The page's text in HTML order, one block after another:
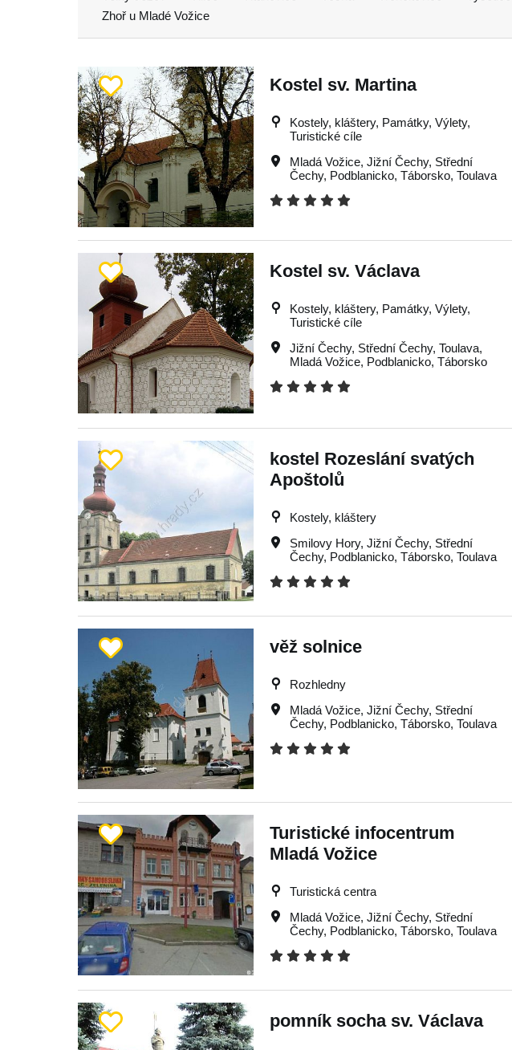
Zhoř u Mladé Vožice
Kostel sv. Martina
Kostely, kláštery, Památky, Výlety,
Turistické cíle
Mladá Vožice,Jižní Čechy, Střední
Čechy, Podblanicko,Táborsko,Toulava
Kostel sv. Václava
Kostely, kláštery, Památky, Výlety,
Turistické cíle
Jižní Čechy, Střední Čechy,Toulava,
Mladá Vožice, Podblanicko,Táborsko
kostel Rozeslání svatých
Apoštolů
Kostely, kláštery
Smilovy Hory,Jižní Čechy, Střední
Čechy, Podblanicko,Táborsko,Toulava
věž solnice
Rozhledny
Mladá Vožice,Jižní Čechy, Střední
Čechy, Podblanicko,Táborsko,Toulava
Turistické infocentrum
Mladá Vožice
Turistická centra
Mladá Vožice,Jižní Čechy, Střední
Čechy, Podblanicko,Táborsko,Toulava
pomník socha sv. Václava